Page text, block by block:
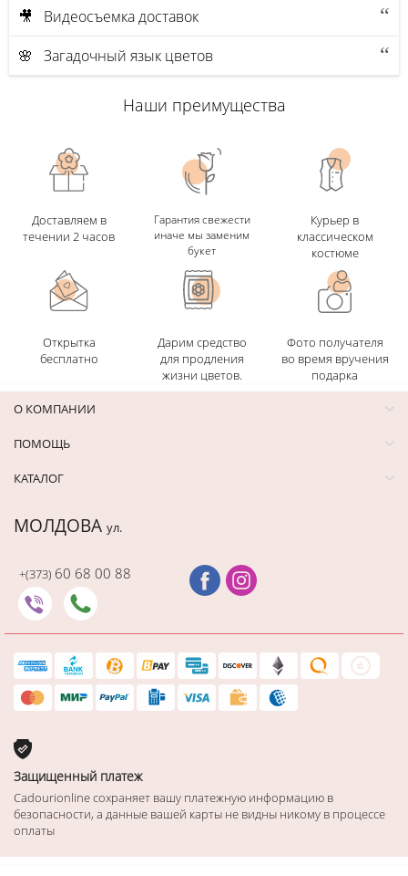
🎥 Видеосъемка доставок
🌸 Загадочный язык цветов
Наши преимущества
Доставляем в
течении 2 часов
Гарантия свежести
иначе мы заменим
букет
Курьер в
классическом
костюме
Открытка
бесплатно
Дарим средство
для продления
жизни цветов.
Фото получателя
во время вручения
подарка
О КОМПАНИИ
ПОМОЩЬ
КАТАЛОГ
МОЛДОВА ул.
+(373) 60 68 00 88
Защищенный платеж
Cadourionline сохраняет вашу платежную информацию в
безопасности, а данные вашей карты не видны никому в процессе
оплаты